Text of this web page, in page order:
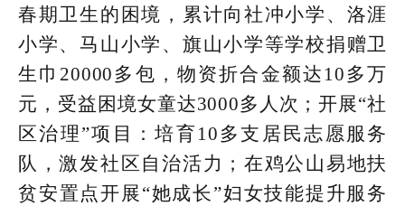
春期卫生的困境，累计向社冲小学、洛涯
小学、马山小学、旗山小学等学校捐赠卫
生巾20000多包，物资折合金额达10多万
元，受益困境女童达3000多人次；开展“社
区治理”项目：培育10多支居民志愿服务
队，激发社区自治活力；在鸡公山易地扶
贫安置点开展“她成长”妇女技能提升服务